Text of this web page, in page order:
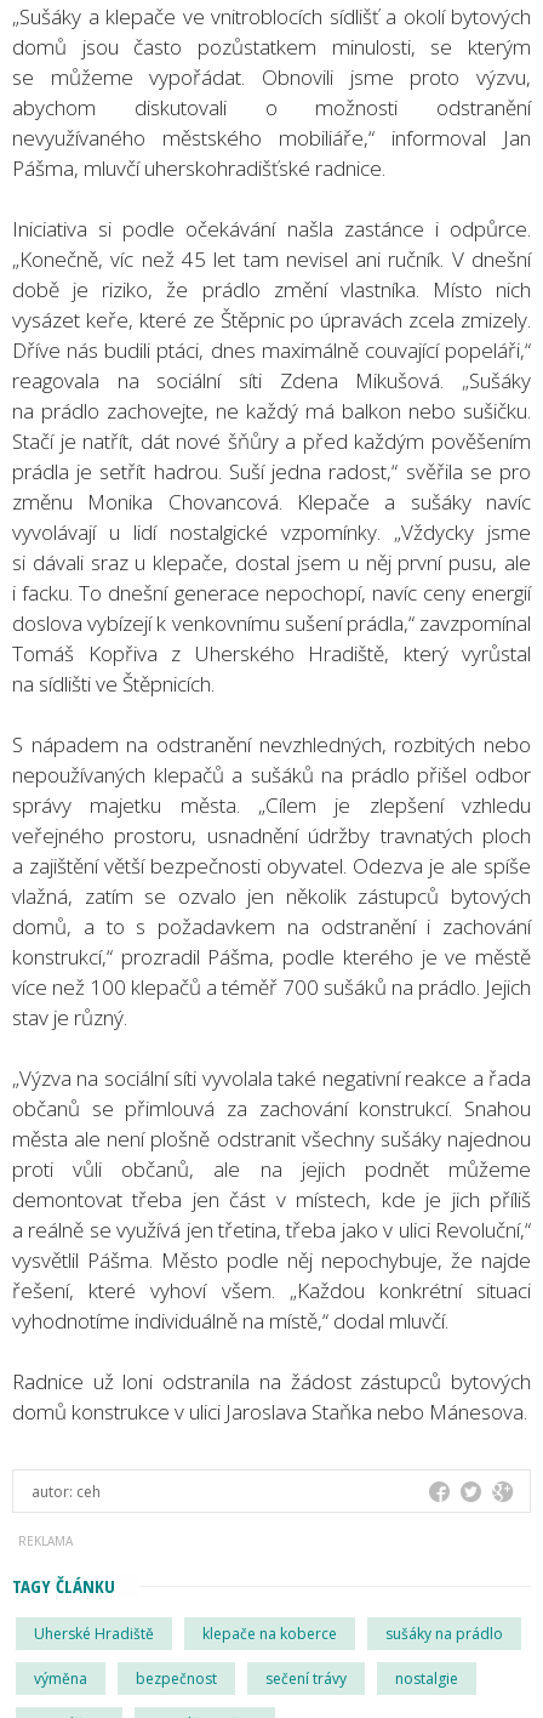
„Sušáky a klepače ve vnitroblocích sídlišť a okolí bytových
domů jsou často pozůstatkem minulosti, se kterým
se můžeme vypořádat. Obnovili jsme proto výzvu,
abychom diskutovali o možnosti odstranění
nevyužívaného městského mobiliáře,“ informoval Jan
Pášma, mluvčí uherskohradišťské radnice.
Iniciativa si podle očekávání našla zastánce i odpůrce.
„Konečně, víc než 45 let tam nevisel ani ručník. V dnešní
době je riziko, že prádlo změní vlastníka. Místo nich
vysázet keře, které ze Štěpnic po úpravách zcela zmizely.
Dříve nás budili ptáci, dnes maximálně couvající popeláři,“
reagovala na sociální síti Zdena Mikušová. „Sušáky
na prádlo zachovejte, ne každý má balkon nebo sušičku.
Stačí je natřít, dát nové šňůry a před každým pověšením
prádla je setřít hadrou. Suší jedna radost,“ svěřila se pro
změnu Monika Chovancová. Klepače a sušáky navíc
vyvolávají u lidí nostalgické vzpomínky. „Vždycky jsme
si dávali sraz u klepače, dostal jsem u něj první pusu, ale
i facku. To dnešní generace nepochopí, navíc ceny energií
doslova vybízejí k venkovnímu sušení prádla,“ zavzpomínal
Tomáš Kopřiva z Uherského Hradiště, který vyrůstal
na sídlišti ve Štěpnicích.
S nápadem na odstranění nevzhledných, rozbitých nebo
nepoužívaných klepačů a sušáků na prádlo přišel odbor
správy majetku města. „Cílem je zlepšení vzhledu
veřejného prostoru, usnadnění údržby travnatých ploch
a zajištění větší bezpečnosti obyvatel. Odezva je ale spíše
vlažná, zatím se ozvalo jen několik zástupců bytových
domů, a to s požadavkem na odstranění i zachování
konstrukcí,“ prozradil Pášma, podle kterého je ve městě
více než 100 klepačů a téměř 700 sušáků na prádlo. Jejich
stav je různý.
„Výzva na sociální síti vyvolala také negativní reakce a řada
občanů se přimlouvá za zachování konstrukcí. Snahou
města ale není plošně odstranit všechny sušáky najednou
proti vůli občanů, ale na jejich podnět můžeme
demontovat třeba jen část v místech, kde je jich příliš
a reálně se využívá jen třetina, třeba jako v ulici Revoluční,“
vysvětlil Pášma. Město podle něj nepochybuje, že najde
řešení, které vyhoví všem. „Každou konkrétní situaci
vyhodnotíme individuálně na místě,“ dodal mluvčí.
Radnice už loni odstranila na žádost zástupců bytových
domů konstrukce v ulici Jaroslava Staňka nebo Mánesova.
autor: ceh
TAGY ČLÁNKU
Uherské Hradiště klepače na koberce sušáky na prádlo
výměna bezpečnost sečení trávy nostalgie